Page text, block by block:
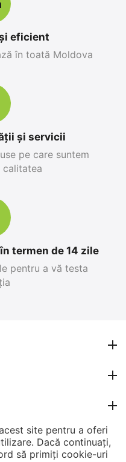
Apple iPhone 17 Pro
în stoc
28 299 MDL -10%
eficient
în toată Moldova
și servicii
pe care suntem
termen de 14 zile
pentru a vă testa
site pentru a oferi
Dacă continuați,
să primiți cookie-uri